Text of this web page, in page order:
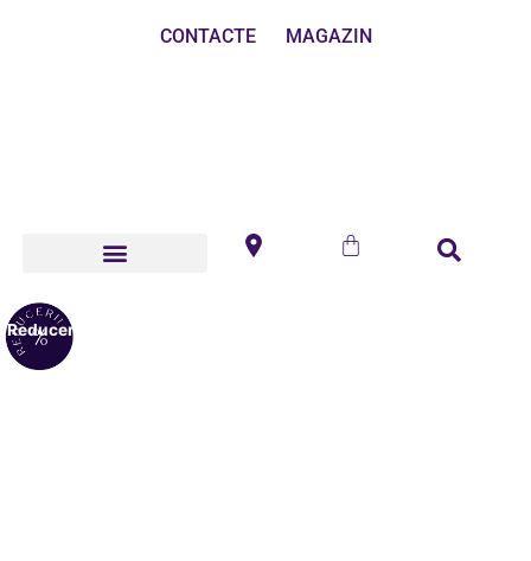
CONTACTE MAGAZIN
Reduceri!